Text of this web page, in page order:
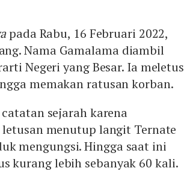
pada Rabu, 16 Februari 2022,
Nama Gamalama diambil
Negeri yang Besar. Ia meletus
memakan ratusan korban.
sejarah karena
menutup langit Ternate
mengungsi. Hingga saat ini
kurang lebih sebanyak 60 kali.